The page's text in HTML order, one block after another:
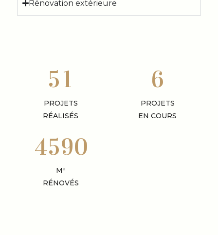
Rénovation extérieure
51
PROJETS
RÉALISÉS
6
PROJETS
EN COURS
4590
M²
RÉNOVÉS